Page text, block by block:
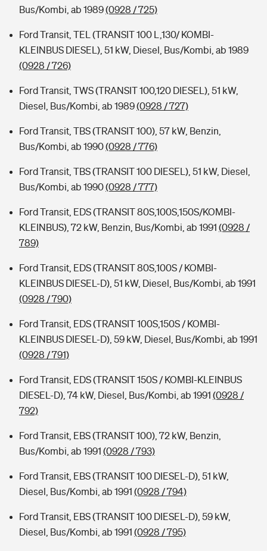
Bus/Kombi, ab 1989(0928 / 725)
Ford Transit, TEL (TRANSIT 100 L,130/ KOMBI-
KLEINBUS DIESEL), 51 kW, Diesel, Bus/Kombi, ab 1989
(0928 / 726)
Ford Transit, TWS (TRANSIT 100,120 DIESEL), 51 kW,
Diesel, Bus/Kombi, ab 1989(0928 / 727)
Ford Transit, TBS (TRANSIT 100), 57 kW, Benzin,
Bus/Kombi, ab 1990(0928 / 776)
Ford Transit, TBS (TRANSIT 100 DIESEL), 51 kW, Diesel,
Bus/Kombi, ab 1990(0928 / 777)
Ford Transit, EDS (TRANSIT 80S,100S,150S/KOMBI-
KLEINBUS), 72 kW, Benzin, Bus/Kombi, ab 1991 (0928 /
789)
Ford Transit, EDS (TRANSIT 80S,100S / KOMBI-
KLEINBUS DIESEL-D), 51 kW, Diesel, Bus/Kombi, ab 1991
(0928 / 790)
Ford Transit, EDS (TRANSIT 100S,150S / KOMBI-
KLEINBUS DIESEL-D), 59 kW, Diesel, Bus/Kombi, ab 1991
(0928 / 791)
Ford Transit, EDS (TRANSIT 150S / KOMBI-KLEINBUS
DIESEL-D), 74 kW, Diesel, Bus/Kombi, ab 1991 (0928 /
792)
Ford Transit, EBS (TRANSIT 100), 72 kW, Benzin,
Bus/Kombi, ab 1991 (0928 / 793)
Ford Transit, EBS (TRANSIT 100 DIESEL-D), 51 kW,
Diesel, Bus/Kombi, ab 1991 (0928 / 794)
Ford Transit, EBS (TRANSIT 100 DIESEL-D), 59 kW,
Diesel, Bus/Kombi, ab 1991 (0928 / 795)